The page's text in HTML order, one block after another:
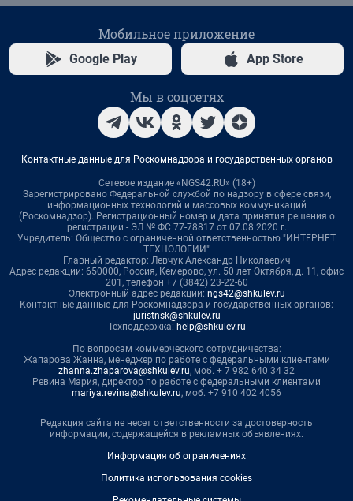
Мобильное приложение
Google Play App Store
Мы в соцсетях
Контактные данные для Роскомнадзора и государственных органов
Сетевое издание «NGS42.RU» (18+)
Зарегистрировано Федеральной службой по надзору в сфере связи,
информационных технологий и массовых коммуникаций
(Роскомнадзор). Регистрационный номер и дата принятия решения о
регистрации - ЭЛ № ФС 77-78817 от 07.08.2020 г.
Учредитель: Общество с ограниченной ответственностью "ИНТЕРНЕТ
ТЕХНОЛОГИИ"
Главный редактор: Левчук Александр Николаевич
Адрес редакции: 650000, Россия, Кемерово, ул. 50 лет Октября, д. 11, офис
201, телефон +7 (3842) 23-22-60
Электронный адрес редакции: ngs42@shkulev.ru
Контактные данные для Роскомнадзора и государственных органов:
juristnsk@shkulev.ru
Техподдержка: help@shkulev.ru
По вопросам коммерческого сотрудничества:
Жапарова Жанна, менеджер по работе с федеральными клиентами
zhanna.zhaparova@shkulev.ru, моб. + 7 982 640 34 32
Ревина Мария, директор по работе с федеральными клиентами
mariya.revina@shkulev.ru, моб. +7 910 402 4056
Редакция сайта не несет ответственности за достоверность
информации, содержащейся в рекламных объявлениях.
Информация об ограничениях
Политика использования cookies